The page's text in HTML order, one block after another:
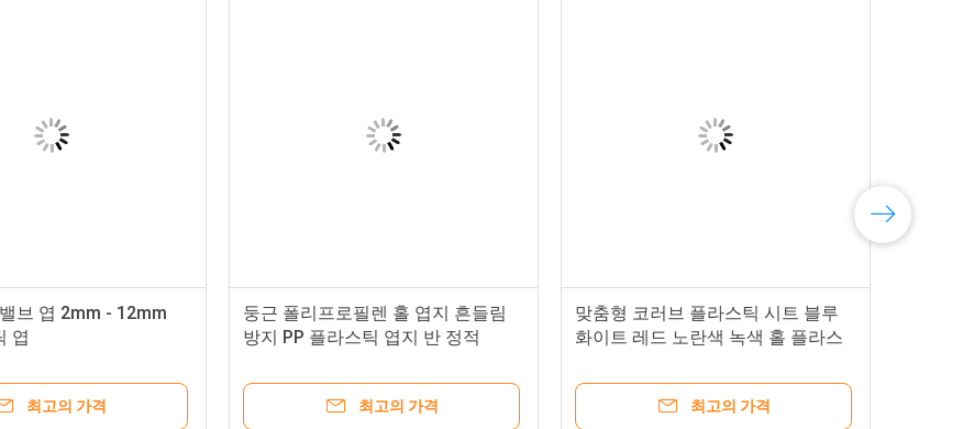
브 엽 2mm - 12mm
엽
최고의 가격
둥근 폴리프로필렌 홀 엽지 흔들림
방지 PP 플라스틱 엽지 반 정적
최고의 가격
맞춤형 코러브 플라스틱 시트 블루
화이트 레드 노란색 녹색 홀 플라스
최고의 가격